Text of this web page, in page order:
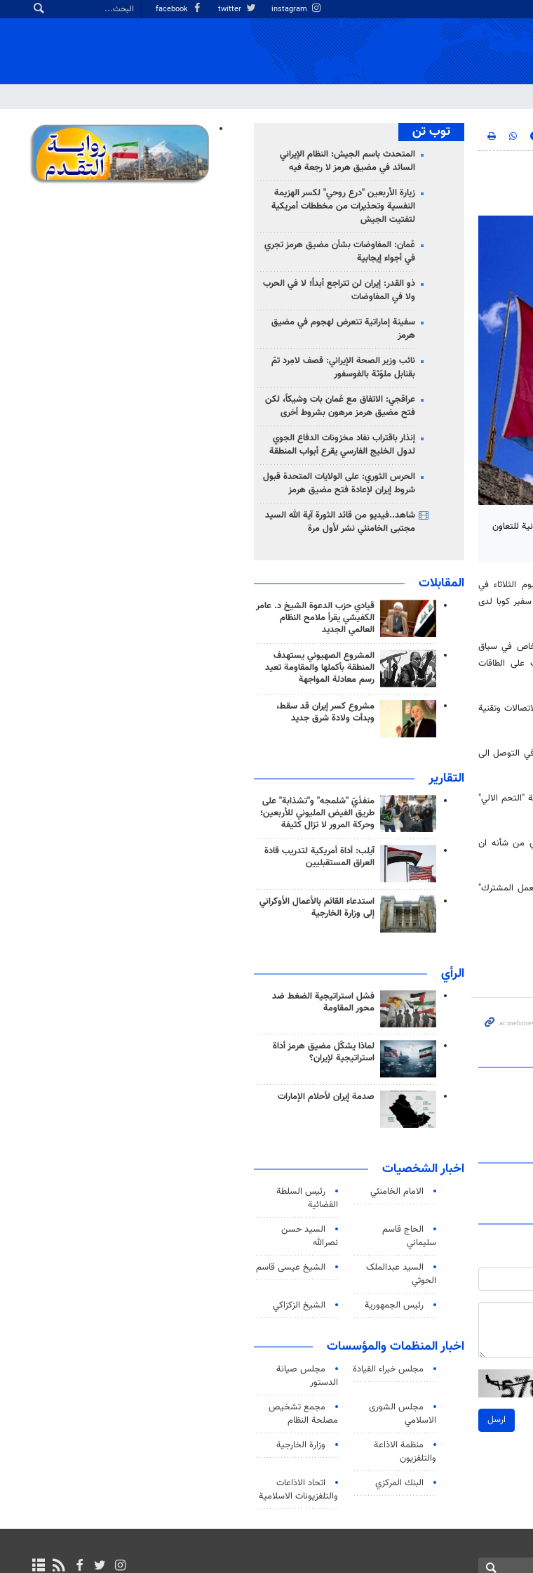
للتعاون
الثلاثاء في
كوبا لدى
في سياق
على الطاقات
وتقنية
التوصل الى
"التحم الالي"
من شأنه ان
المشترك"
ارسل
توب تن
المتحدث باسم الجيش: النظام الإيراني
السائد في مضيق هرمز لا رجعة فيه
زيارة الأربعين "درع روحي" لكسر الهزيمة
النفسية وتحذيرات من مخططات أمريكية
لتفتيت الجيش
عُمان: المفاوضات بشأن مضيق هرمز تجري
في أجواء إيجابية
ذو القدر: إيران لن تتراجع أبداً؛ لا في الحرب
ولا في المفاوضات
سفينة إماراتية تتعرض لهجوم في مضيق
هرمز
نائب وزير الصحة الإيراني: قصف لامِرد تمّ
بقنابل ملوّثة بالفوسفور
عراقجي: الاتفاق مع عُمان بات وشيكاً، لكن
فتح مضيق هرمز مرهون بشروط أخرى
إنذار باقتراب نفاد مخزونات الدفاع الجوي
لدول الخليج الفارسي يقرع أبواب المنطقة
الحرس الثوري: على الولايات المتحدة قبول
شروط إيران لإعادة فتح مضيق هرمز
شاهد..فيديو من قائد الثورة آية الله السيد
مجتبى الخامنئي نشر لأول مرة
المقابلات
قيادي حزب الدعوة الشيخ د. عامر
الكفيشي يقرأ ملامح النظام
العالمي الجديد
المشروع الصهيوني يستهدف
المنطقة بأكملها والمقاومة تعيد
رسم معادلة المواجهة
مشروع كسر إيران قد سقط،
وبدأت ولادة شرق جديد
التقارير
منفذَيّ "شلمجه" و"تشذابة" على
طريق الفيض المليوني للأربعين؛
وحركة المرور لا تزال كثيفة
آيلب: أداة أمريكية لتدريب قادة
العراق المستقبليين
استدعاء القائم بالأعمال الأوكراني
إلى وزارة الخارجية
الرأي
فشل استراتيجية الضغط ضد
محور المقاومة
لماذا يشكّل مضيق هرمز أداة
استراتيجية لإيران؟
صدمة إيران لأحلام الإمارات
اخبار الشخصيات
الامام الخامنئي
رئیس السلطة
القضائیة
الحاج قاسم
سليماني
السيد حسن
نصرالله
السید عبدالملک
الحوثي
الشيخ عيسى قاسم
رئيس الجمهورية الشيخ الزكزاكي
اخبار المنظمات والمؤسسات
مجلس خبراء القيادة
مجلس صيانة
الدستور
مجلس الشورى
الاسلامي
مجمع تشخيص
مصلحة النظام
منظمة الاذاعة
والتلفزیون
وزارة الخارجية
البنك المركزي
اتحاد الاذاعات
والتلفزيونات الاسلامية